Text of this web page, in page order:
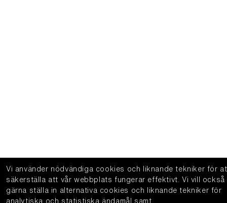
Vi använder nödvändiga cookies och liknande tekniker för
säkerställa att vår webbplats fungerar effektivt.
Vi vill också
gärna ställa in alternativa cookies och liknande tekniker för
analytiska och statistiska ändamål samt